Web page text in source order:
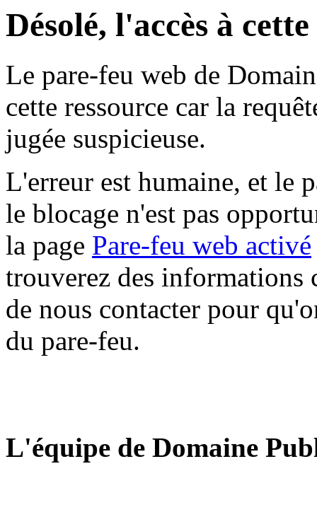
Désolé, l'accès à
Le pare-feu web de
cette ressource car la
jugée suspicieuse.
L'erreur est humaine, et le
le blocage n'est pas
la page Pare-feu web activé
trouverez des informations
de nous contacter pour
du pare-feu.
L'équipe de Domaine